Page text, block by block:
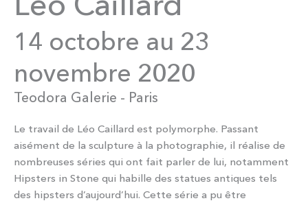
14 octobre au 23
novembre 2020
Teodora Galerie - Paris
Le travail de Léo Caillard est polymorphe. Passant
aisément de la sculpture à la photographie, il réalise de
nombreuses séries qui ont fait parler de lui, notamment
Hipsters in Stone qui habille des statues antiques tels
des hipsters d’aujourd’hui. Cette série a pu être